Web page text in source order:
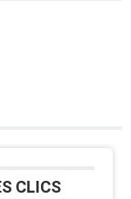
CLICS